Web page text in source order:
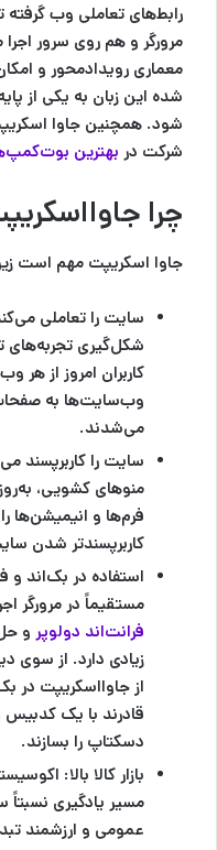
رابط‌های تعاملی وب گرفته
مرورگر و هم روی سرور
معماری رویدادمحور و
شده این زبان به یکی از
شود. همچنین جاوا
شرکت در بهترین
چرا
جاوا اسکریپت مهم است
سایت‌ را تعاملی
شکل‌گیری تجربه‌های
کاربران امروز از هر
وب‌سایت‌ها به
می‌شدند.
سایت را کاربرپسند
منوهای کشویی،
فرم‌ها و انیمیشن‌ها
کاربرپسندتر شدن
استفاده در بک‌اند و
مستقیماً در مرورگر
فرانت‌اند دولوپر و
از جاوااسکریپت در
قادرند با یک
دسکتاپ را بسازند.
بازار کالا بالا:
مسیر یادگیری نسبتاً
عمومی و ارزشمند